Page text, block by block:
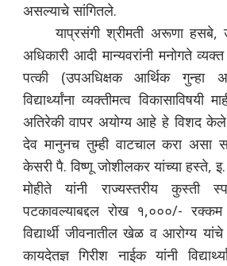
असल्याचे सांगितले.
याप्रसंगी श्रीमती अरूणा हसबे,
अधिकारी आदी मान्यवरांनी मनोगते
पत्की (उपअधिक्षक आर्थिक गुन्हा
विद्यार्थ्यांना व्यक्तीमत्व विकासाविषयी
अतिरेकी वापर अयोग्य आहे हे विशद
देव मानुनच तुम्ही वाटचाल करा असा
केसरी पै. विष्णू जोशीलकर यांच्या हस्ते,
मोहीते यांनी राज्यस्तरीय कुस्ती
पटकावल्याबद्दल रोख १,०००/-
विद्यार्थी जीवनातील खेळ व आरोग्य
कायदेतज्ञ गिरीश नाईक यांनी